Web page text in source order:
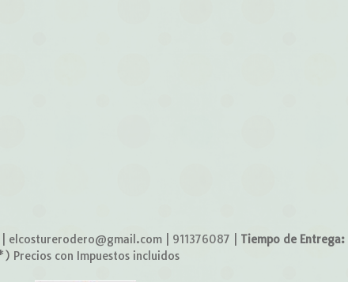
elcosturerodero@gmail.com | 911376087 Tiempo de Entrega:
Precios con Impuestos incluidos